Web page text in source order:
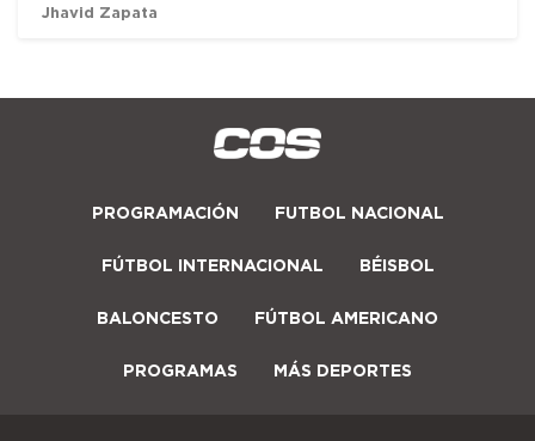
Jhavid Zapata
PROGRAMACIÓN FUTBOL NACIONAL
FÚTBOL INTERNACIONAL BÉISBOL
BALONCESTO FÚTBOL AMERICANO
PROGRAMAS MÁS DEPORTES